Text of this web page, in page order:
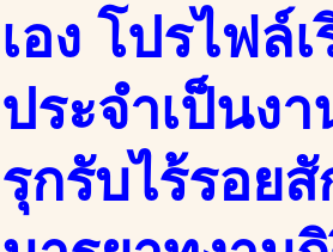
เอง โปรไฟล์
ประจำเป็นง
รุกรับไร้รอย